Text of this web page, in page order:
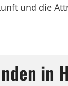
und die
in